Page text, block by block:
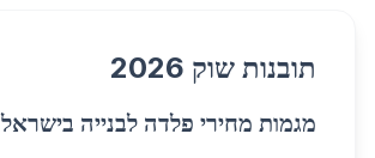
תובנות שוק 2026
מגמות מחירי פלדה לבנייה בישראל